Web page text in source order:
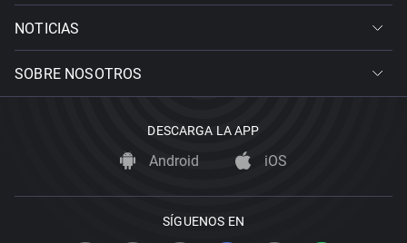
NOTICIAS
SOBRE NOSOTROS
DESCARGA LA APP
Android iOS
SÍGUENOS EN